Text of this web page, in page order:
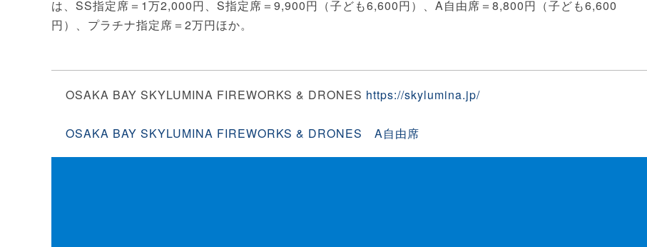
は、SS指定席＝1万2,000円、S指定席＝9,900円（子ども6,600円）、A自由席＝8,800円（子ども6,600
円）、プラチナ指定席＝2万円ほか。
OSAKA BAY SKYLUMINA FIREWORKS & DRONES https://skylumina.jp/
OSAKA BAY SKYLUMINA FIREWORKS & DRONES A自由席